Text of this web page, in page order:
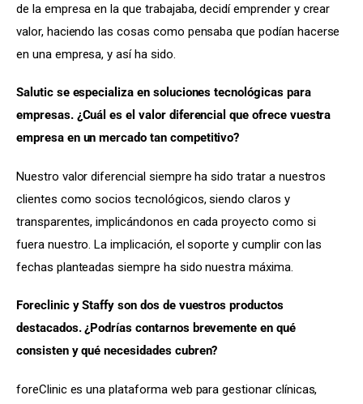
de la empresa en la que trabajaba, decidí emprender y crear
valor, haciendo las cosas como pensaba que podían hacerse
en una empresa, y así ha sido.
Salutic se especializa en soluciones tecnológicas para
empresas. ¿Cuál es el valor diferencial que ofrece vuestra
empresa en un mercado tan competitivo?
Nuestro valor diferencial siempre ha sido tratar a nuestros
clientes como socios tecnológicos, siendo claros y
transparentes, implicándonos en cada proyecto como si
fuera nuestro. La implicación, el soporte y cumplir con las
fechas planteadas siempre ha sido nuestra máxima.
Foreclinic y Staffy son dos de vuestros productos
destacados. ¿Podrías contarnos brevemente en qué
consisten y qué necesidades cubren?
foreClinic es una plataforma web para gestionar clínicas,